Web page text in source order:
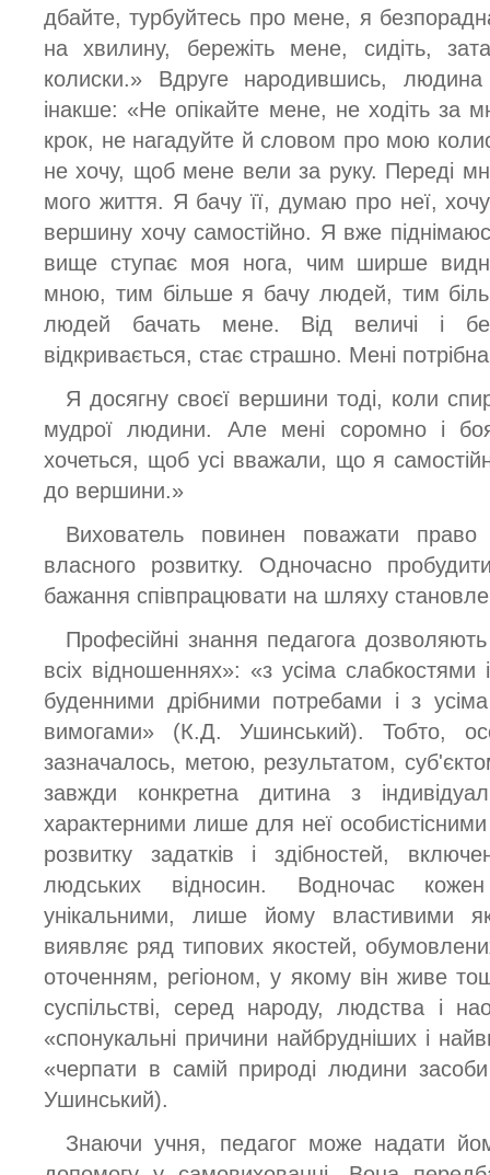
дбайте, турбуйтесь про мене, я
на хвилину, бережіть мене, сидіть,
колиски.» Вдруге народившись,
інакше: «Не опікайте мене, не ходіть за
крок, не нагадуйте й словом про мою
не хочу, щоб мене вели за руку. Переді
мого життя. Я бачу її, думаю про неї,
вершину хочу самостійно. Я вже
вище ступає моя нога, чим ширше
мною, тим більше я бачу людей, тим
людей бачать мене. Від величі і
відкривається, стає страшно. Мені
Я досягну своєї вершини тоді, коли
мудрої людини. Але мені соромно і
хочеться, щоб усі вважали, що я
до вершини.»
Вихователь повинен поважати право
власного розвитку. Одночасно
бажання співпрацювати на шляху
Професійні знання педагога
всіх відношеннях»: «з усіма слабкостями
буденними дрібними потребами і з
вимогами» (К.Д. Ушинський). Тобто,
зазначалось, метою, результатом,
завжди конкретна дитина з
характерними лише для неї
розвитку задатків і здібностей,
людських відносин. Водночас
унікальними, лише йому властивими
виявляє ряд типових якостей,
оточенням, регіоном, у якому він живе
суспільстві, серед народу, людства і
«спонукальні причини найбрудніших і
«черпати в самій природі людини
Ушинський).
Знаючи учня, педагог може надати